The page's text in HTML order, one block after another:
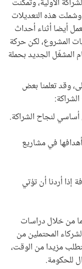
الأولية، وتمكنت
هذه التعديلات
أيضا أثناء أحداث
المشروع، لكن حركة
المشغّل الجديد بحملة
وقد تعلمنا بعض
لنجاح الشراكة.
في مشاريع
أردنا أن تؤتي
من خلال دراسات
المحتملين من
مزيدا من الوقت،
للحكومة.